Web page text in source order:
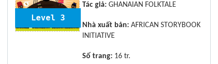
Level 3
Tác giả: GHANAIAN FOLKTALE
Nhà xuất bản: AFRICAN STORYBOOK
INITIATIVE
Số trang: 16 tr.